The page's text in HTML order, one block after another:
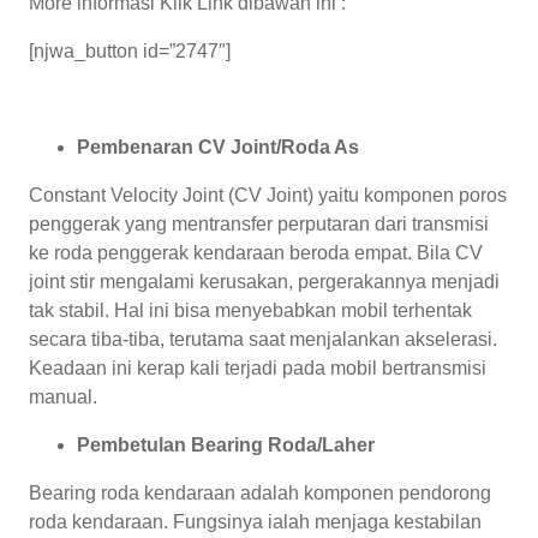
[njwa_button id=”2747″]
Pembenaran CV Joint/Roda As
Constant Velocity Joint (CV Joint) yaitu komponen poros
penggerak yang mentransfer perputaran dari transmisi
ke roda penggerak kendaraan beroda empat. Bila CV
joint stir mengalami kerusakan, pergerakannya menjadi
tak stabil. Hal ini bisa menyebabkan mobil terhentak
secara tiba-tiba, terutama saat menjalankan akselerasi.
Keadaan ini kerap kali terjadi pada mobil bertransmisi
manual.
Pembetulan Bearing Roda/Laher
Bearing roda kendaraan adalah komponen pendorong
roda kendaraan. Fungsinya ialah menjaga kestabilan